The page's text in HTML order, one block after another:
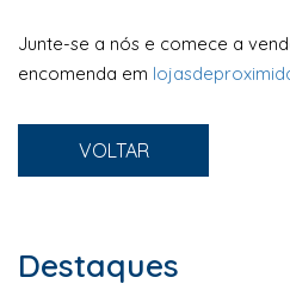
Junte-se a nós e comece a
encomenda em
VOLTAR
Destaques